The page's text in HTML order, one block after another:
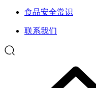
食品安全常识
联系我们